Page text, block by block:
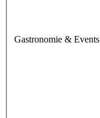
Gastronomie & Events